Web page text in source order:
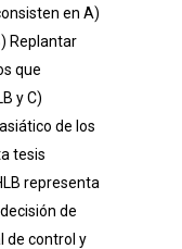
en A)
Replantar
que
y C)
de los
tesis
representa
de
de control y